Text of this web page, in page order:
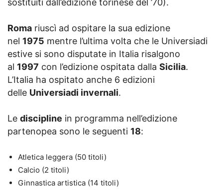
sostituiti dall’edizione torinese del ’70).
Roma riuscì ad ospitare la sua edizione
nel 1975 mentre l’ultima volta che le Universiadi
estive si sono disputate in Italia risalgono
al 1997 con l’edizione ospitata dalla Sicilia.
L’Italia ha ospitato anche 6 edizioni
delle Universiadi invernali.
Le discipline in programma nell’edizione
partenopea sono le seguenti 18:
Atletica leggera (50 titoli)
Calcio (2 titoli)
Ginnastica artistica (14 titoli)